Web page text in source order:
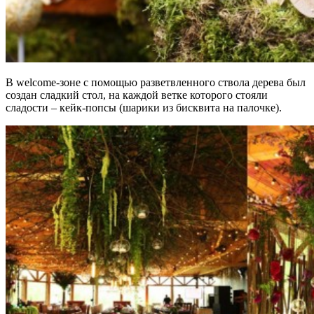
В welcome-зоне с помощью разветвленного ствола дерева был
создан сладкий стол, на каждой ветке которого стояли
сладости – кейк-попсы (шарики из бисквита на палочке).